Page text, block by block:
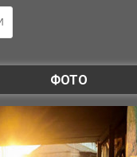
ФОТО